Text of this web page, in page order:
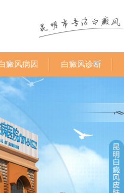
癜风病因 白癜风诊断